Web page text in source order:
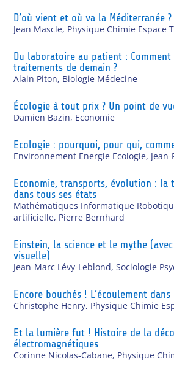
D’où vient et où va la Méditerranée ?
Jean Mascle, Physique Chimie Espace
Du laboratoire au patient : Comment
traitements de demain ?
Alain Piton, Biologie Médecine
Écologie à tout prix ? Un point de
Damien Bazin, Economie
Ecologie : pourquoi, pour qui,
Environnement Energie Ecologie,
Economie, transports, évolution : la
dans tous ses états
Mathématiques Informatique
artificielle, Pierre Bernhard
Einstein, la science et le mythe
visuelle)
Jean-Marc Lévy-Leblond,Sociologie
Encore bouchés ! L’écoulement
Christophe Henry, Physique Chimie
Et la lumière fut ! Histoire de la
électromagnétiques
Corinne Nicolas-Cabane, Physique